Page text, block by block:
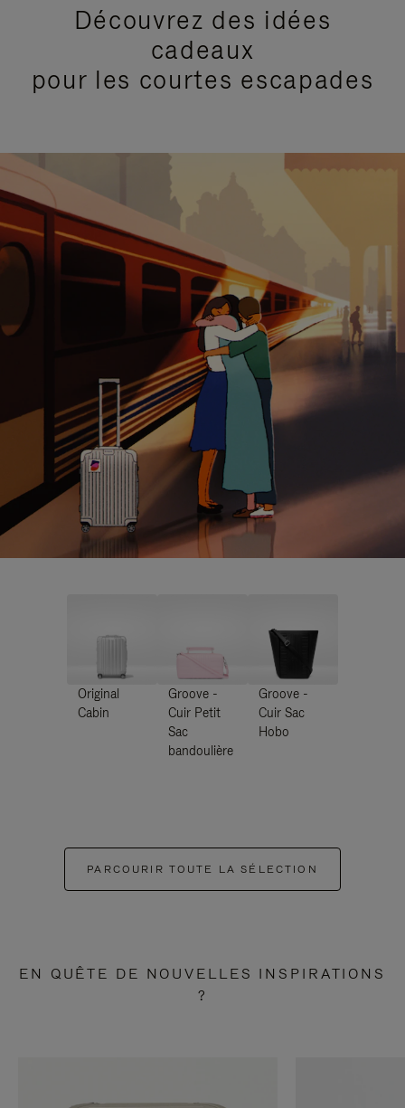
Découvrez des idées
cadeaux
pour les courtes escapades
Original
Cabin
Groove -
Cuir Petit
Sac
bandoulière
Groove -
Cuir Sac
Hobo
PARCOURIR TOUTE LA SÉLECTION
EN QUÊTE DE NOUVELLES INSPIRATIONS
?